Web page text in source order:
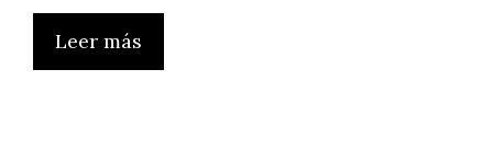
Leer más